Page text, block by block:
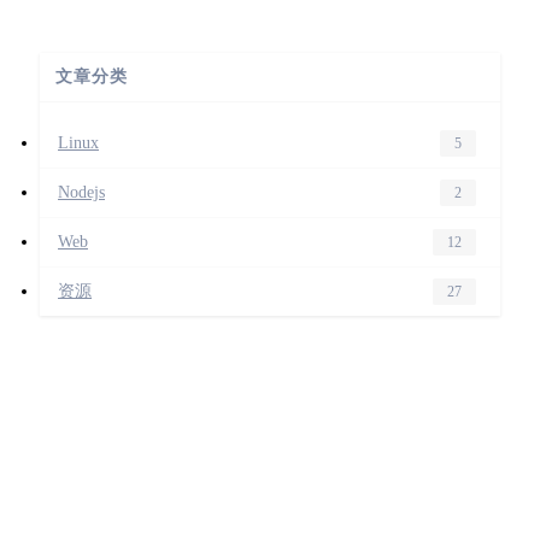
文章分类
Linux 5
Nodejs 2
Web 12
资源 27